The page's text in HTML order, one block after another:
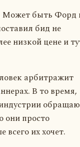
Может быть Форд
бид не
низкой цене и
арбитражит
В то время,
они просто
их хочет.